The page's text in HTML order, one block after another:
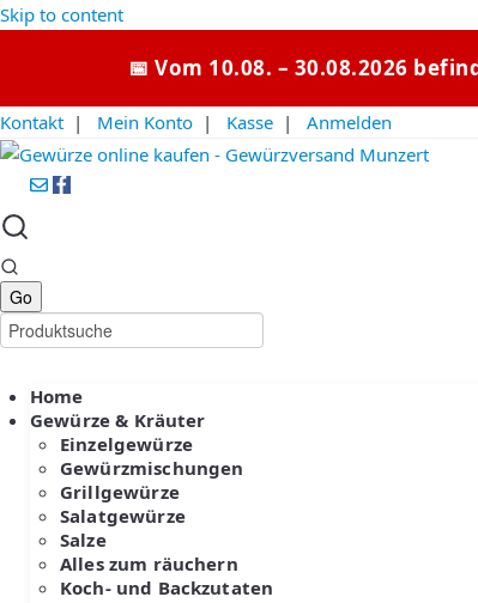
Skip to content
📅 Vom 10.08. – 30.08.2026
Kontakt | Mein Konto | Kasse | Anmelden
Home
Gewürze & Kräuter
Einzelgewürze
Gewürzmischungen
Grillgewürze
Salatgewürze
Salze
Alles zum räuchern
Koch- und Backzutaten